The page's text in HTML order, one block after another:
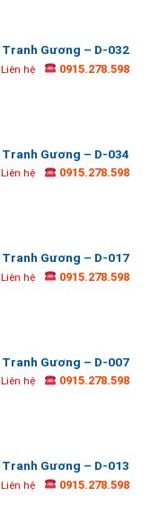
Tranh Gương – D-032
Liên hệ 0915.278.598
Tranh Gương – D-034
Liên hệ 0915.278.598
Tranh Gương – D-017
Liên hệ 0915.278.598
Tranh Gương – D-007
Liên hệ 0915.278.598
Tranh Gương – D-013
Liên hệ 0915.278.598